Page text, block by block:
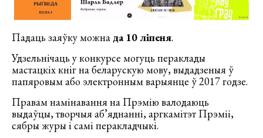
Падаць заяўку можнада 10 ліпеня.
Удзельнічаць у конкурсе могуць пераклады
мастацкіх кніг на беларускую мову, выдадзеныя ў
папяровым або электронным варыянце ў 2017 годзе.
Правам намінавання на Прэмію валодаюць
выдаўцы, творчыя аб’яднанні, аргкамітэт Прэміі,
сябры журы і самі перакладчыкі.